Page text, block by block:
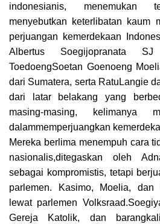
indonesianis, menemukan
menyebutkan keterlibatan kaum
perjuangan kemerdekaan
Albertus Soegijopranata
ToedoengSoetan Goenoeng
dari Sumatera, serta RatuLangie
dari latar belakang yang
masing-masing, kelimanya
dalammemperjuangkan
Mereka berlima menempuh cara
nasionalis,ditegaskan oleh
sebagai kompromistis, tetapi
parlemen. Kasimo, Moelia,
lewat parlemen
Gereja Katolik, dan